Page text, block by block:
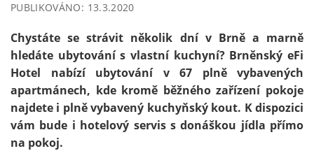
PUBLIKOVÁNO: 13.3.2020
Chystáte se strávit několik dní v Brně a marně
hledáte ubytování s vlastní kuchyní? Brněnský eFi
Hotel nabízí ubytování v 67 plně vybavených
apartmánech, kde kromě běžného zařízení pokoje
najdete i plně vybavený kuchyňský kout. K dispozici
vám bude i hotelový servis s donáškou jídla přímo
na pokoj.